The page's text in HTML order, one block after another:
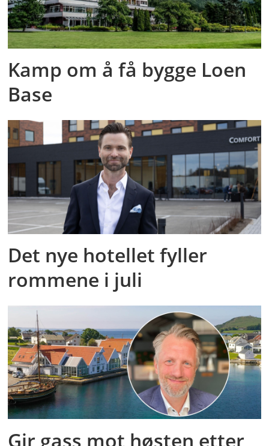
Kamp om å få bygge Loen
Base
Det nye hotellet fyller
rommene i juli
Gir gass mot høsten etter